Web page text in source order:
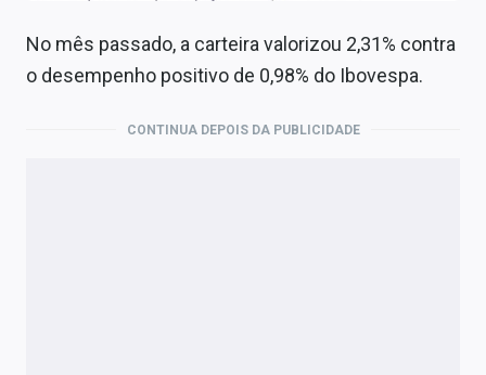
No mês passado, a carteira valorizou 2,31% contra
o desempenho positivo de 0,98% do Ibovespa.
CONTINUA DEPOIS DA PUBLICIDADE